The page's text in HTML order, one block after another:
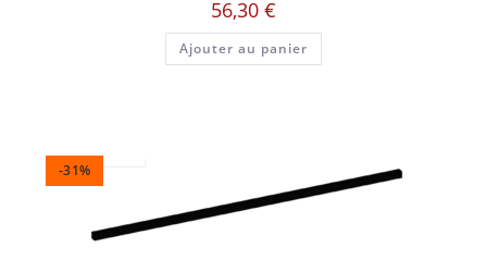
56,30 €
Ajouter au panier
-31%